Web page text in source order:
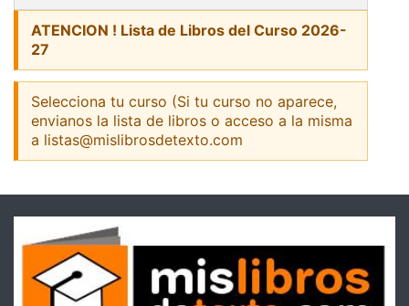
ATENCION ! Lista de Libros del Curso 2026-
27
Selecciona tu curso (Si tu curso no aparece,
envianos la lista de libros o acceso a la misma
a listas@mislibrosdetexto.com